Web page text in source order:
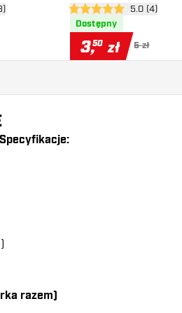
recenzji otwórz panel
5 gwiazdki oceny5.0 (4)
Dostępny
3,50 zł 5 zł
razem)